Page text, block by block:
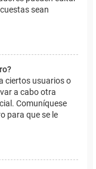
sean
ciertos usuarios o
a cabo otra
Comuníquese
para que se le